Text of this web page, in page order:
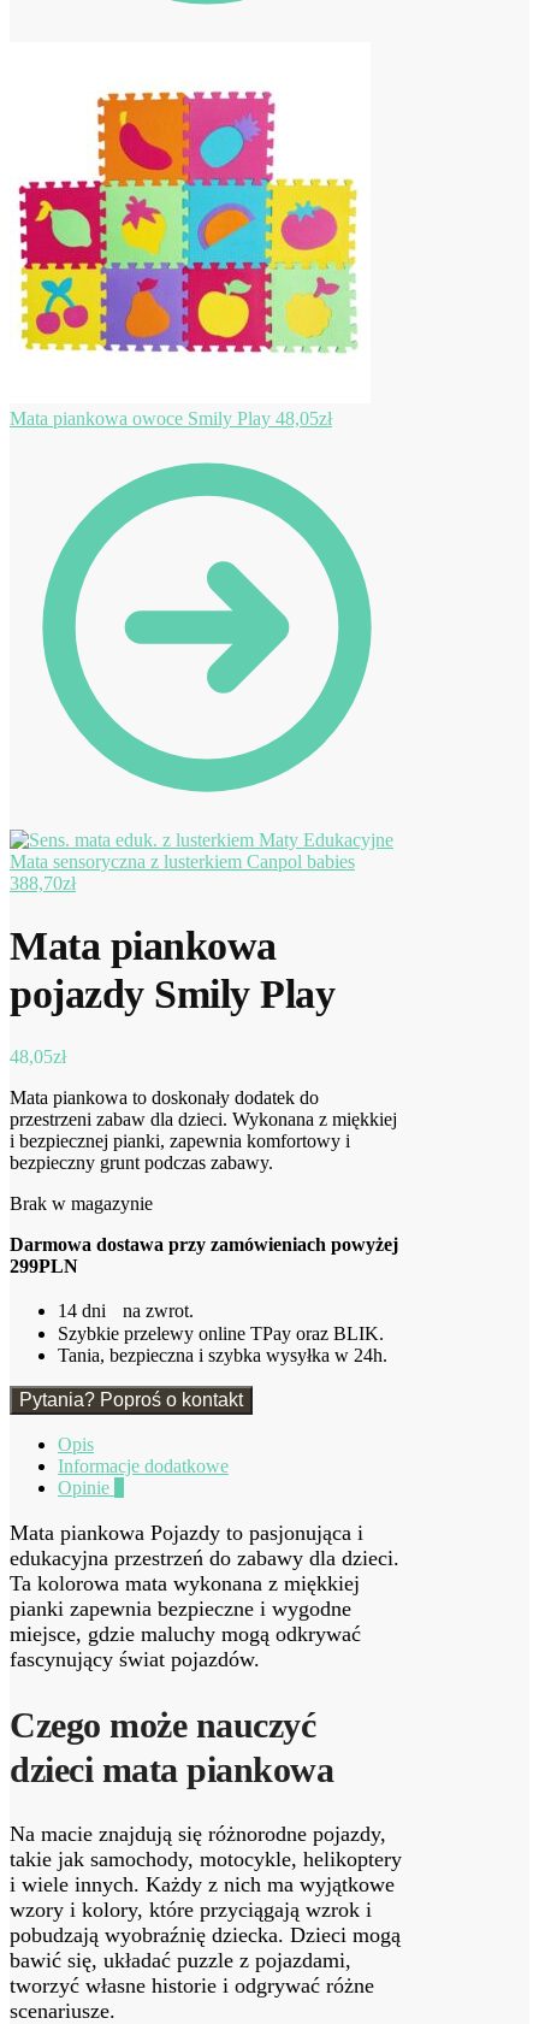
Mata piankowa owoce Smily Play 48,05zł
Mata sensoryczna z lusterkiem Canpol babies
388,70zł
Mata piankowa
pojazdy Smily Play
48,05zł
Mata piankowa to doskonały dodatek do
przestrzeni zabaw dla dzieci. Wykonana z miękkiej
i bezpiecznej pianki, zapewnia komfortowy i
bezpieczny grunt podczas zabawy.
Brak w magazynie
Darmowa dostawa przy zamówieniach powyżej
299PLN
14 dni na zwrot.
Szybkie przelewy online TPay oraz BLIK.
Tania, bezpieczna i szybka wysyłka w 24h.
Pytania? Poproś o kontakt
Opis
Informacje dodatkowe
Opinie
Mata piankowa Pojazdy to pasjonująca i
edukacyjna przestrzeń do zabawy dla dzieci.
Ta kolorowa mata wykonana z miękkiej
pianki zapewnia bezpieczne i wygodne
miejsce, gdzie maluchy mogą odkrywać
fascynujący świat pojazdów.
Czego może nauczyć
dzieci mata piankowa
Na macie znajdują się różnorodne pojazdy,
takie jak samochody, motocykle, helikoptery
i wiele innych. Każdy z nich ma wyjątkowe
wzory i kolory, które przyciągają wzrok i
pobudzają wyobraźnię dziecka. Dzieci mogą
bawić się, układać puzzle z pojazdami,
tworzyć własne historie i odgrywać różne
scenariusze.